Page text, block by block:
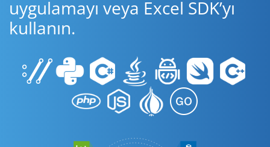
uygulamayı veya Excel SDK’yı
kullanın.